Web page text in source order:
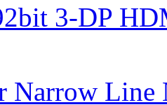
3-DP
Narrow